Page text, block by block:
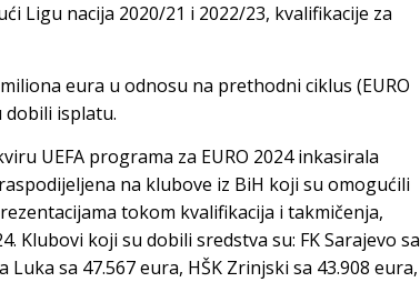
Ligu nacija 2020/21 i 2022/23, kvalifikacije za
eura u odnosu na prethodni ciklus (EURO
dobili isplatu.
UEFA programa za EURO 2024 inkasirala
na klubove iz BiH koji su omogućili
tokom kvalifikacija i takmičenja,
Klubovi koji su dobili sredstva su: FK Sarajevo sa
Luka sa 47.567 eura, HŠK Zrinjski sa 43.908 eura,